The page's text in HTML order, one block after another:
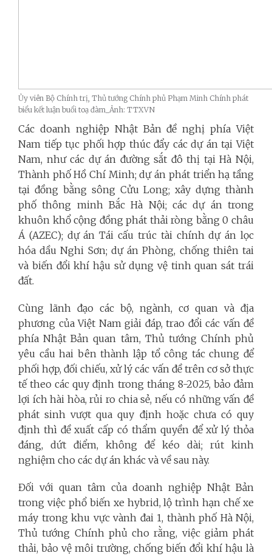
Ủy viên Bộ Chính trị, Thủ tướng Chính phủ Phạm Minh Chính phát
biểu kết luận buổi toạ đàm_Ảnh: TTXVN
Các doanh nghiệp Nhật Bản đề nghị phía Việt
Nam tiếp tục phối hợp thúc đẩy các dự án tại Việt
Nam, như các dự án đường sắt đô thị tại Hà Nội,
Thành phố Hồ Chí Minh; dự án phát triển hạ tầng
tại đồng bằng sông Cửu Long; xây dựng thành
phố thông minh Bắc Hà Nội; các dự án trong
khuôn khổ cộng đồng phát thải ròng bằng 0 châu
Á (AZEC); dự án Tái cấu trúc tài chính dự án lọc
hóa dầu Nghi Sơn; dự án Phòng, chống thiên tai
và biến đổi khí hậu sử dụng vệ tinh quan sát trái
đất.
Cùng lãnh đạo các bộ, ngành, cơ quan và địa
phương của Việt Nam giải đáp, trao đổi các vấn đề
phía Nhật Bản quan tâm, Thủ tướng Chính phủ
yêu cầu hai bên thành lập tổ công tác chung để
phối hợp, đối chiếu, xử lý các vấn đề trên cơ sở thực
tế theo các quy định trong tháng 8-2025, bảo đảm
lợi ích hài hòa, rủi ro chia sẻ, nếu có những vấn đề
phát sinh vượt qua quy định hoặc chưa có quy
định thì đề xuất cấp có thẩm quyền để xử lý thỏa
đáng, dứt điểm, không để kéo dài; rút kinh
nghiệm cho các dự án khác và về sau này.
Đối với quan tâm của doanh nghiệp Nhật Bản
trong việc phổ biến xe hybrid, lộ trình hạn chế xe
máy trong khu vực vành đai 1, thành phố Hà Nội,
Thủ tướng Chính phủ cho rằng, việc giảm phát
thải, bảo vệ môi trường, chống biến đổi khí hậu là